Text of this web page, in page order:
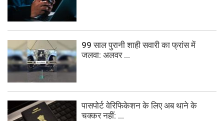
99 साल पुरानी शाही सवारी का फ्रांस में
जलवा: अलवर ...
पासपोर्ट वेरिफिकेशन के लिए अब थाने के
चक्कर नहीं: ...